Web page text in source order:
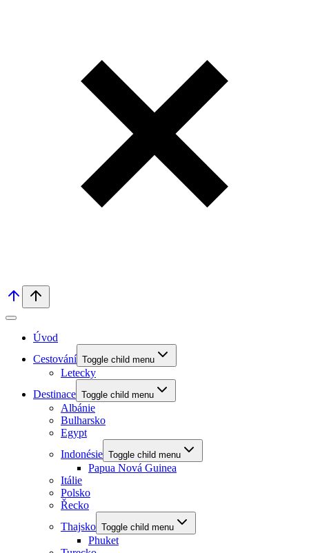
Úvod
Cestování Toggle child menu
Letecky
Destinace Toggle child menu
Albánie
Bulharsko
Egypt
Indonésie Toggle child menu
Papua Nová Guinea
Itálie
Polsko
Řecko
Thajsko Toggle child menu
Phuket